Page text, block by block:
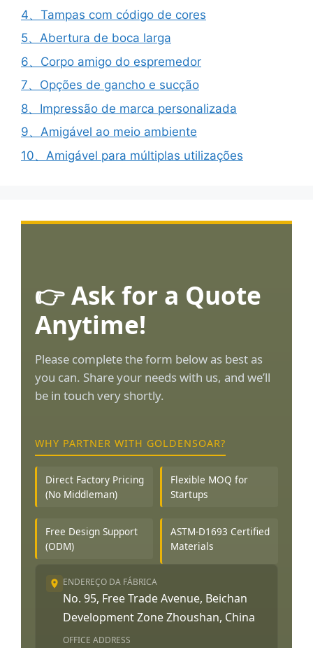
4、Tampas com código de cores
5、Abertura de boca larga
6、Corpo amigo do espremedor
7、Opções de gancho e sucção
8、Impressão de marca personalizada
9、Amigável ao meio ambiente
10、Amigável para múltiplas utilizações
👉 Ask for a Quote
Anytime!
Please complete the form below as best as
you can. Share your needs with us, and we’ll
be in touch very shortly.
WHY PARTNER WITH GOLDENSOAR?
Direct Factory Pricing
(No Middleman)
Flexible MOQ for
Startups
Free Design Support
(ODM)
ASTM-D1693 Certified
Materials
ENDEREÇO DA FÁBRICA
No. 95, Free Trade Avenue, Beichan
Development Zone Zhoushan, China
OFFICE ADDRESS